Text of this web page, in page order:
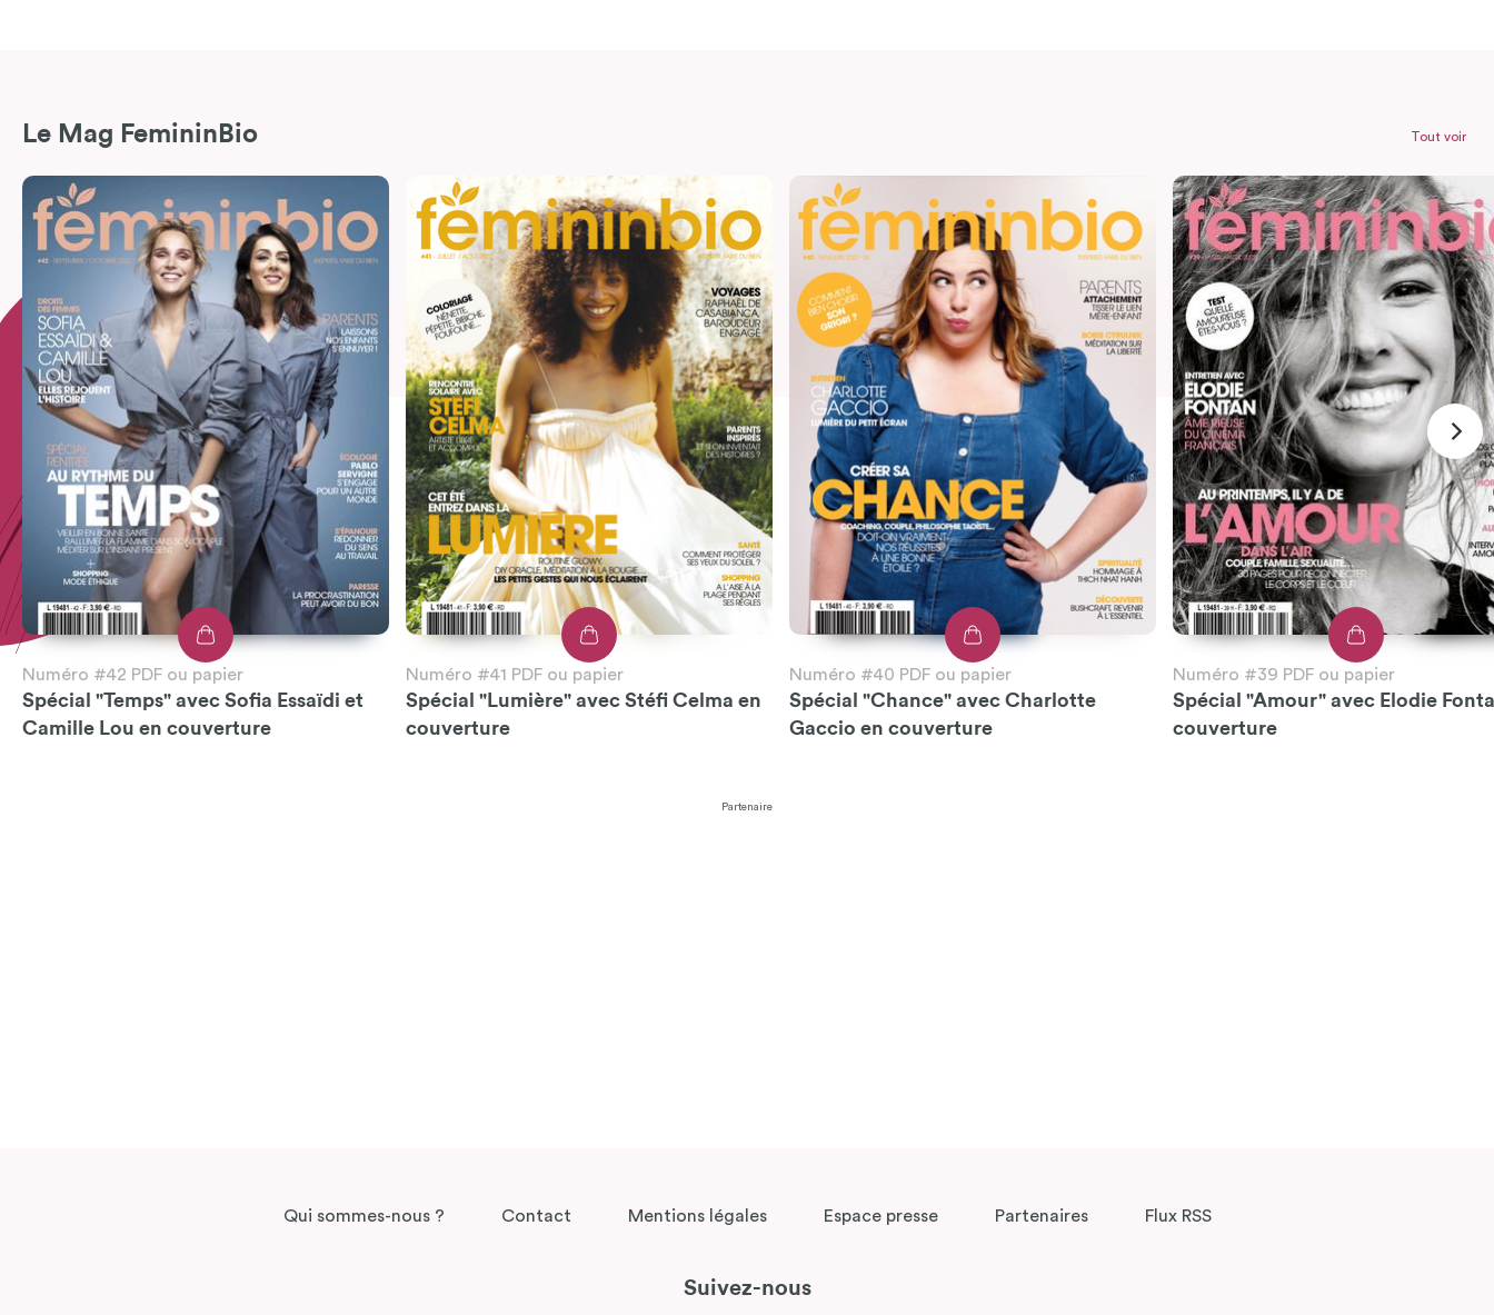
Le Mag FemininBio
Numéro #42 PDF ou papier
Spécial "Temps" avec Sofia Essaïdi et
Camille Lou en couverture
Numéro #41 PDF ou papier
Spécial "Lumière" avec Stéfi Celma en
couverture
Numéro #40 PDF ou papier
Spécial "Chance" avec Charlotte
Gaccio en couverture
Numéro #39 PDF ou papier
Spécial "Amour" avec Elodie
couverture
Tout voir
Partenaire
Qui sommes-nous ? Contact Mentions légales Espace presse Partenaires Flux RSS
Suivez-nous